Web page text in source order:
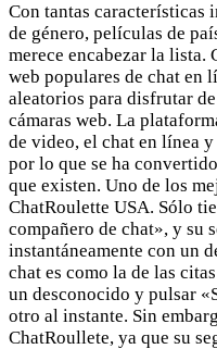
Con tantas características
de género, películas de
merece encabezar la lista.
web populares de chat en
aleatorios para disfrutar
cámaras web. La
de video, el chat en línea
por lo que se ha
que existen. Uno de los
ChatRoulette USA. Sólo
compañero de chat», y su
instantáneamente con un
chat es como la de las
un desconocido y pulsar
otro al instante. Sin
ChatRoullete, ya que su